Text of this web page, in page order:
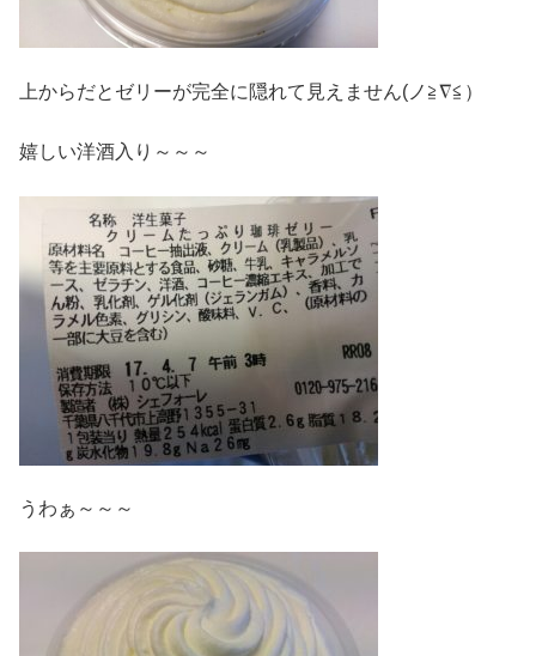
上からだとゼリーが完全に隠れて見えません(ノ≧∇≦）
嬉しい洋酒入り～～～
うわぁ～～～